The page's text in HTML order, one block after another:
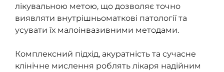
лікувальною метою, що дозволяє точно
виявляти внутрішньоматкові патології та
усувати їх малоінвазивними методами.
Комплексний підхід, акуратність та сучасне
клінічне мислення роблять лікаря надійним